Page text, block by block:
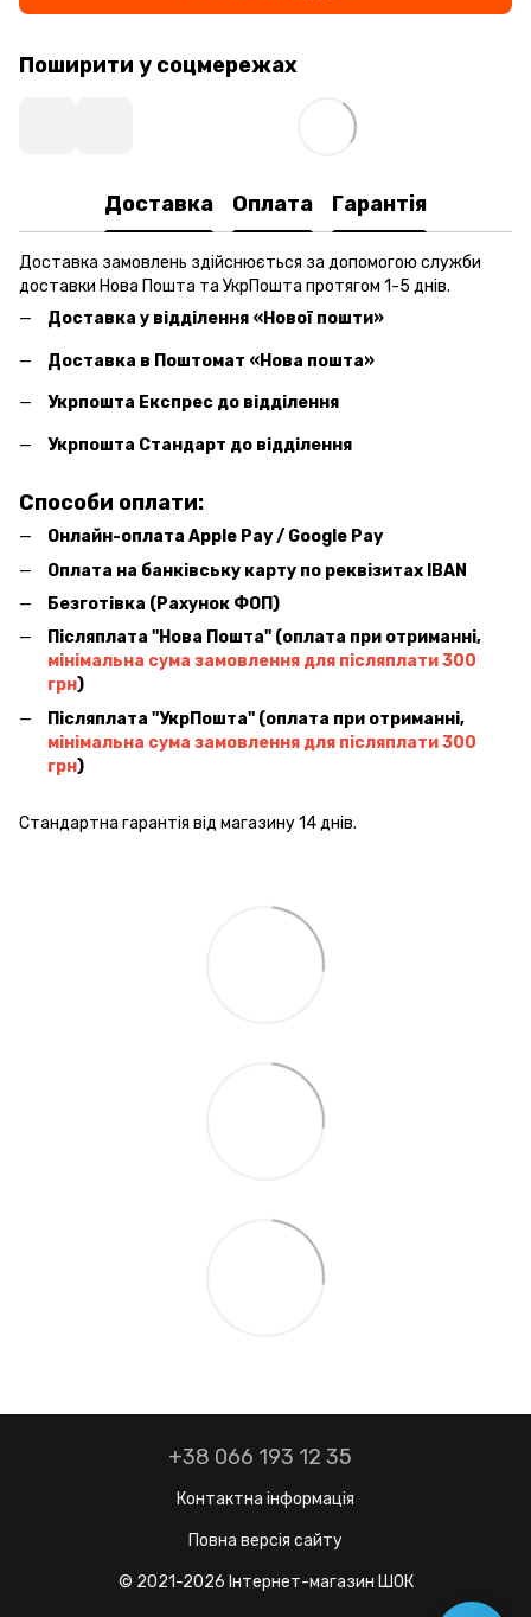
Поширити у соцмережах
Доставка Оплата Гарантія
Доставка замовлень здійснюється за допомогою служби
доставки Нова Пошта та УкрПошта протягом 1-5 днів.
Доставка у відділення «Нової пошти»
Доставка в Поштомат «Нова пошта»
Укрпошта Експрес до відділення
Укрпошта Стандарт до відділення
Способи оплати:
Онлайн-оплата Apple Pay / Google Pay
Оплата на банківську карту по реквізитах IBAN
Безготівка (Рахунок ФОП)
Післяплата ''Нова Пошта'' (оплата при отриманні,
мінімальна сума замовлення для післяплати 300
грн)
Післяплата ''УкрПошта'' (оплата при отриманні,
мінімальна сума замовлення для післяплати 300
грн)
Стандартна гарантія від магазину 14 днів.
+38 066 193 12 35
Контактна інформація
Повна версія сайту
© 2021-2026 Інтернет-магазин ШОК